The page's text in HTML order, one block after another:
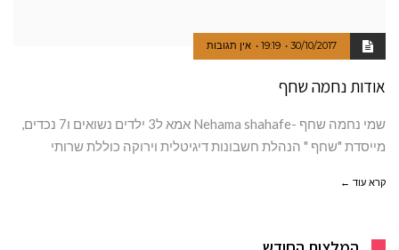
30/10/2017
19:19 אין תגובות
אודות נחמה שחף
שמי נחמה שחף -Nehama shahafe אמא ל3 ילדים נשואים ו7 נכדים,
מייסדת "שחף " הנהלת חשבונות דיגיטלית וירוקה כוללת שרותי
קרא עוד ←